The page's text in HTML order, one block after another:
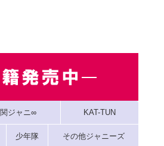
関ジャニ∞ KAT-TUN
少年隊 その他ジャニーズ